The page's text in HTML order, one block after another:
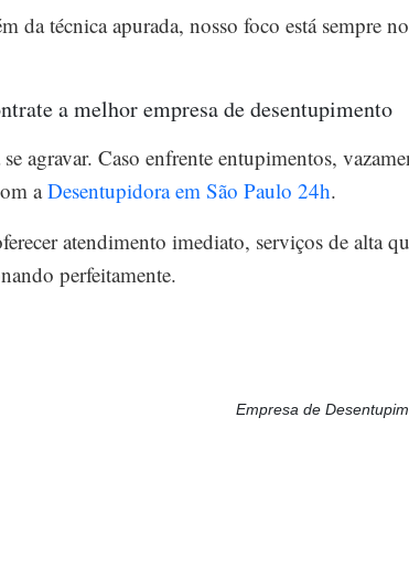
da técnica apurada, nosso foco está sempre
a melhor empresa de desentupimento
agravar. Caso enfrente entupimentos,
aDesentupidora em São Paulo 24h.
atendimento imediato, serviços de alta
perfeitamente.
Empresa de